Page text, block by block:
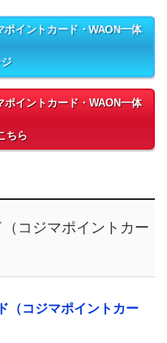
イントカード・WAON一体
ジ
イントカード・WAON一体
ちら
コジマポイントカー
（コジマポイントカー